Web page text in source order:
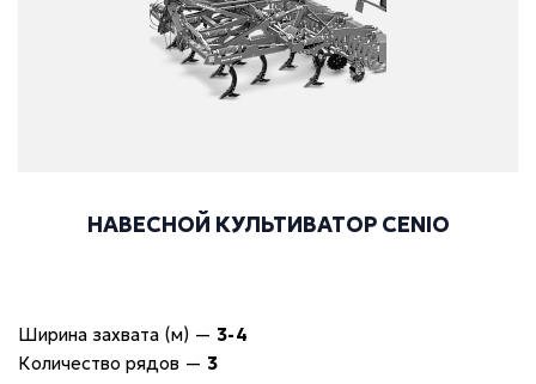
НАВЕСНОЙ КУЛЬТИВАТОР CENIO
Ширина захвата (м) — 3-4
Количество рядов — 3